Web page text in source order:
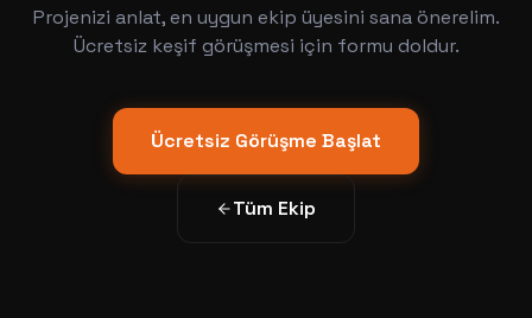
Projenizi anlat, en uygun ekip üyesini sana önerelim.
Ücretsiz keşif görüşmesi için formu doldur.
Ücretsiz Görüşme Başlat
Tüm Ekip